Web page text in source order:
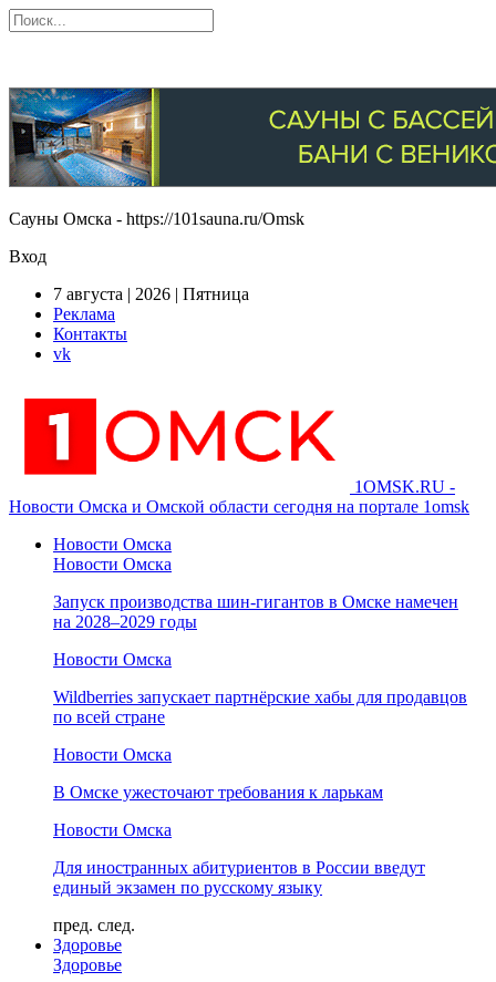
Сауны Омска - https://101sauna.ru/Omsk
Вход
7 августа | 2026 | Пятница
Реклама
Контакты
vk
1OMSK.RU -
Новости Омска и Омской области сегодня на портале 1omsk
Новости Омска
Новости Омска
Запуск производства шин-гигантов в Омске намечен
на 2028–2029 годы
Новости Омска
Wildberries запускает партнёрские хабы для продавцов
по всей стране
Новости Омска
В Омске ужесточают требования к ларькам
Новости Омска
Для иностранных абитуриентов в России введут
единый экзамен по русскому языку
пред. след.
Здоровье
Здоровье